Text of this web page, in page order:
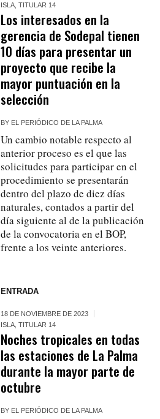
ISLA ,TITULAR 14
Los interesados en la
gerencia de Sodepal tienen
10 días para presentar un
proyecto que recibe la
mayor puntuación en la
selección
BY EL PERIÓDICO DE LA PALMA
Un cambio notable respecto al
anterior proceso es el que las
solicitudes para participar en el
procedimiento se presentarán
dentro del plazo de diez días
naturales, contados a partir del
día siguiente al de la publicación
de la convocatoria en el BOP,
frente a los veinte anteriores.
ENTRADA
18 DE NOVIEMBRE DE 2023
ISLA ,TITULAR 14
Noches tropicales en todas
las estaciones de La Palma
durante la mayor parte de
octubre
BY EL PERIÓDICO DE LA PALMA